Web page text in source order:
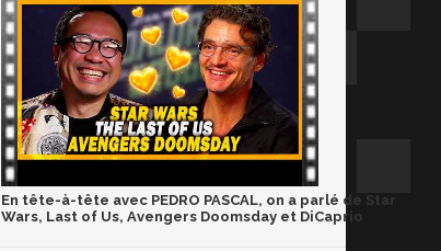
En tête-à-tête avec PEDRO PASCAL, on a parlé de Star
Wars, Last of Us, Avengers Doomsday et DiCaprio